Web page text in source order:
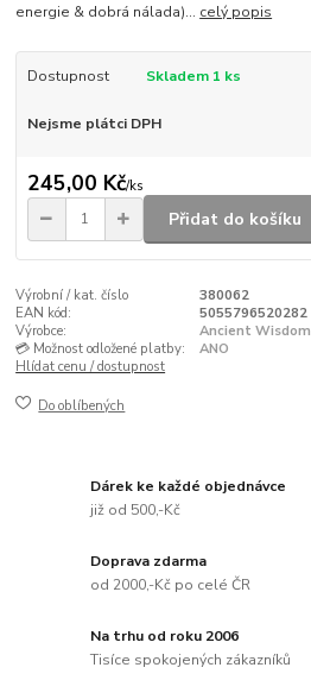
energie & dobrá nálada)... celý popis
Dostupnost Skladem 1 ks
Nejsme plátci DPH
245,00 Kč/ks
Přidat do košíku
Výrobní / kat. číslo
380062
EAN kód:
5055796520282
Výrobce:
Ancient Wisdom
💳 Možnost odložené platby:
ANO
Hlídat cenu / dostupnost
Do oblíbených
Dárek ke každé objednávce
již od 500,-Kč
Doprava zdarma
od 2000,-Kč po celé ČR
Na trhu od roku 2006
Tisíce spokojených zákazníků